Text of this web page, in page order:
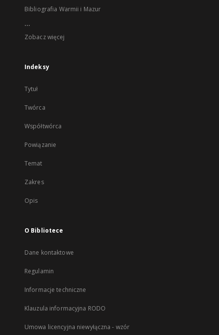
Bibliografia Warmii i Mazur
...
Zobacz więcej
Indeksy
Tytuł
Twórca
Współtwórca
Powiązanie
Temat
Zakres
Opis
O Bibliotece
Dane kontaktowe
Regulamin
Informacje techniczne
Klauzula informacyjna RODO
Umowa licencyjna niewyłączna - wzór